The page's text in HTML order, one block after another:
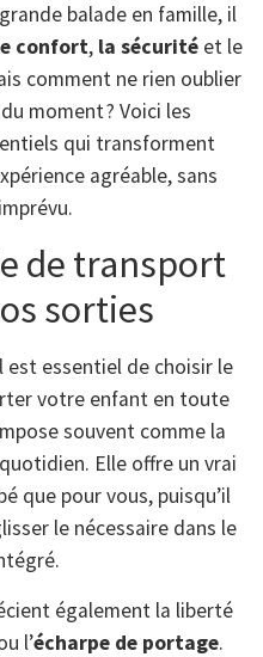
balade en famille, il
confort, la sécurité et le
comment ne rien oublier
moment ? Voici les
qui transforment
agréable, sans
de transport
sorties
essentiel de choisir le
votre enfant en toute
souvent comme la
Elle offre un vrai
que pour vous, puisqu’il
le nécessaire dans le
également la liberté
l’écharpe de portage.